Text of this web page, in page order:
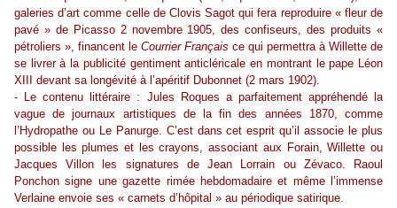
galeries d’art comme celle de Clovis Sagot qui fera reproduire « fleur de
pavé » de Picasso 2 novembre 1905, des confiseurs, des produits «
pétroliers », financent le Courrier Français ce qui permettra à Willette de
se livrer à la publicité gentiment anticléricale en montrant le pape Léon
XIII devant sa longévité à l’apéritif Dubonnet (2 mars 1902).
- Le contenu littéraire : Jules Roques a parfaitement appréhendé la
vague de journaux artistiques de la fin des années 1870, comme
l’Hydropathe ou Le Panurge. C’est dans cet esprit qu’il associe le plus
possible les plumes et les crayons, associant aux Forain, Willette ou
Jacques Villon les signatures de Jean Lorrain ou Zévaco. Raoul
Ponchon signe une gazette rimée hebdomadaire et même l’immense
Verlaine envoie ses « carnets d’hôpital » au périodique satirique.